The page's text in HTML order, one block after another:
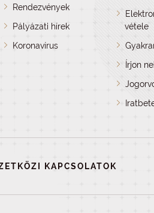
Rendezvények
Pályázati hírek
Koronavírus
vétele
Írjon
KAPCSOLATOK